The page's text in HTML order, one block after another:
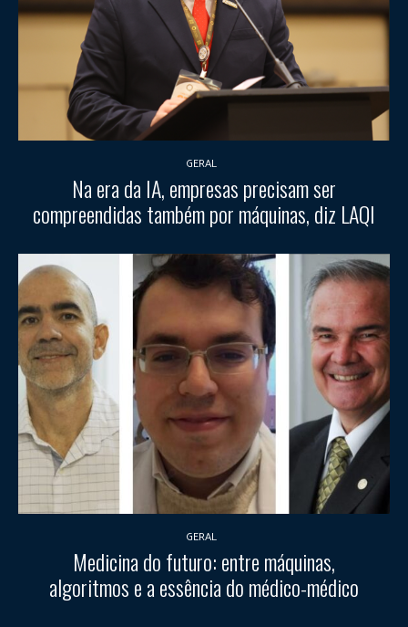
GERAL
Na era da IA, empresas precisam ser
compreendidas também por máquinas, diz LAQI
GERAL
Medicina do futuro: entre máquinas,
algoritmos e a essência do médico-médico